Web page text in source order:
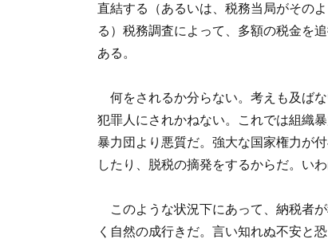
直結する（あるいは、税務当局がその
る）税務調査によって、多額の税金を
ある。
何をされるか分らない。考えも及ば
犯罪人にされかねない。これでは組織
暴力団より悪質だ。強大な国家権力が
したり、脱税の摘発をするからだ。い
このような状況下にあって、納税者
く自然の成行きだ。言い知れぬ不安と